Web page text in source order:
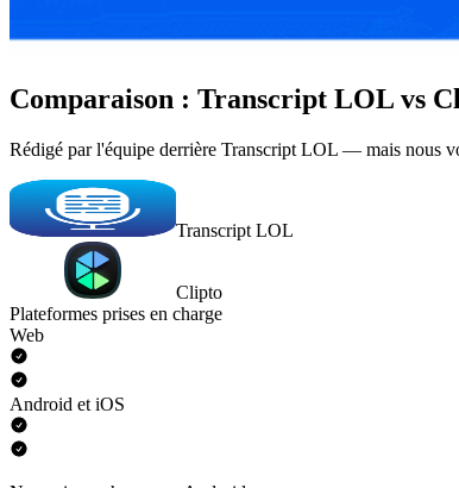
Comparaison : Transcript LOL vs
Rédigé par l'équipe derrière Transcript LOL — mais nous
Transcript LOL
Clipto
Plateformes prises en charge
Web
Android et iOS